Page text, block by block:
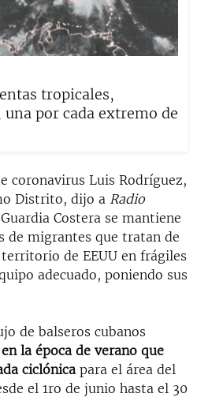
tropicales,
por cada extremo de
coronavirus Luis Rodríguez,
Distrito, dijo a Radio
Costera se mantiene
migrantes que tratan de
de EEUU en frágiles
adecuado, poniendo sus
de balseros cubanos
la época de verano que
ciclónica para el área del
el 1ro de junio hasta el 30